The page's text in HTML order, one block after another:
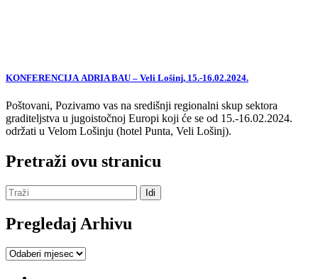
KONFERENCIJA ADRIA BAU – Veli Lošinj, 15.-16.02.2024.
Poštovani, Pozivamo vas na središnji regionalni skup sektora
graditeljstva u jugoistočnoj Europi koji će se od 15.-16.02.2024.
održati u Velom Lošinju (hotel Punta, Veli Lošinj).
Pretraži ovu stranicu
Pregledaj Arhivu
Pregledaj